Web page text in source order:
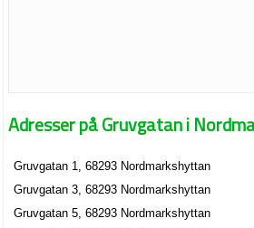
Adresser på Gruvgatan i
Gruvgatan 1, 68293 Nordmarkshyttan
Gruvgatan 3, 68293 Nordmarkshyttan
Gruvgatan 5, 68293 Nordmarkshyttan